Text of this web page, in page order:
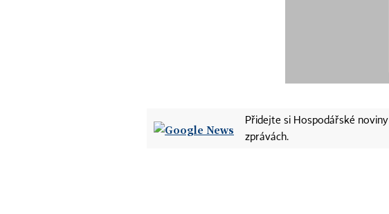
Přidejte si Hospodářské noviny
zprávách.